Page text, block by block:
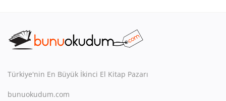
Türkiye'nin En Büyük İkinci El Kitap Pazarı
bunuokudum.com